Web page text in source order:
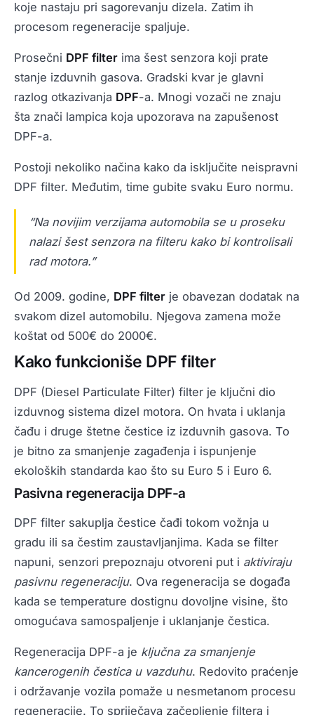
koje nastaju pri sagorevanju dizela. Zatim ih
procesom regeneracije spaljuje.
Prosečni DPF filter ima šest senzora koji prate
stanje izduvnih gasova. Gradski kvar je glavni
razlog otkazivanja DPF-a. Mnogi vozači ne znaju
šta znači lampica koja upozorava na zapušenost
DPF-a.
Postoji nekoliko načina kako da isključite neispravni
DPF filter. Međutim, time gubite svaku Euro normu.
“Na novijim verzijama automobila se u proseku
nalazi šest senzora na filteru kako bi kontrolisali
rad motora.”
Od 2009. godine, DPF filter je obavezan dodatak na
svakom dizel automobilu. Njegova zamena može
koštat od 500€ do 2000€.
Kako funkcioniše DPF filter
DPF (Diesel Particulate Filter) filter je ključni dio
izduvnog sistema dizel motora. On hvata i uklanja
čađu i druge štetne čestice iz izduvnih gasova. To
je bitno za smanjenje zagađenja i ispunjenje
ekoloških standarda kao što su Euro 5 i Euro 6.
Pasivna regeneracija DPF-a
DPF filter sakuplja čestice čađi tokom vožnja u
gradu ili sa čestim zaustavljanjima. Kada se filter
napuni, senzori prepoznaju otvoreni put i aktiviraju
pasivnu regeneraciju. Ova regeneracija se događa
kada se temperature dostignu dovoljne visine, što
omogućava samospaljenje i uklanjanje čestica.
Regeneracija DPF-a je ključna za smanjenje
kancerogenih čestica u vazduhu. Redovito praćenje
i održavanje vozila pomaže u nesmetanom procesu
regeneracije. To spriječava začepljenje filtera i